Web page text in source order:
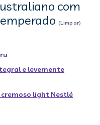
com
(Limpar)
e levemente
cremoso light Nestlé